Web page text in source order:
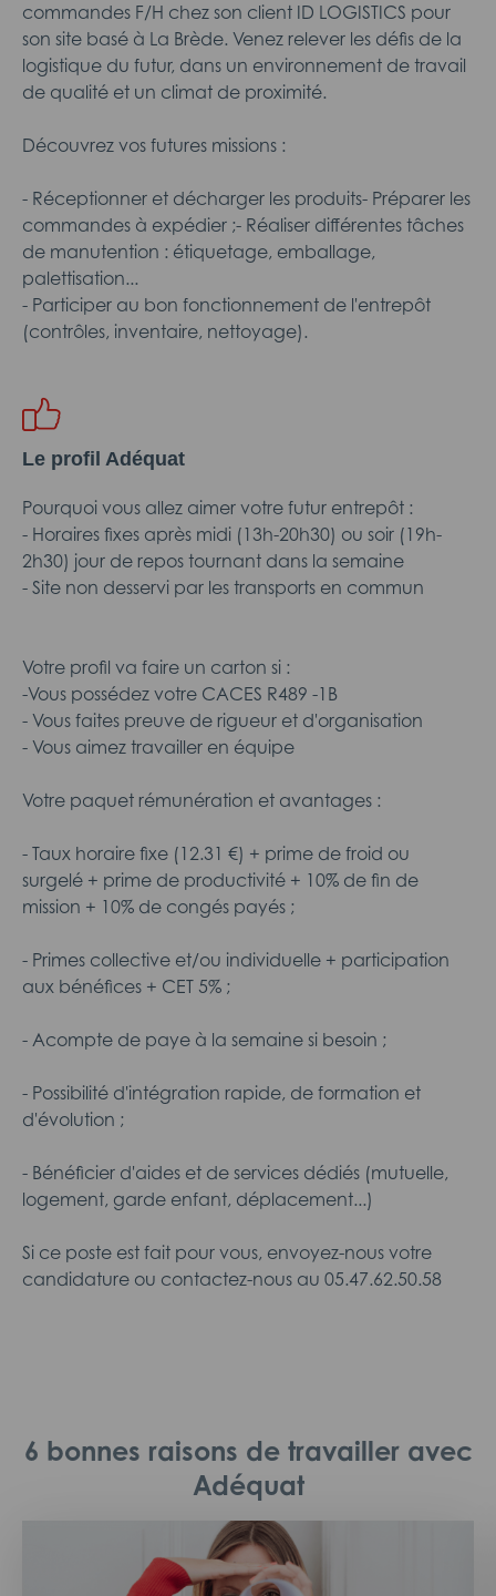
commandes F/H chez son client ID LOGISTICS pour
son site basé à La Brède. Venez relever les défis de la
logistique du futur, dans un environnement de travail
de qualité et un climat de proximité.
Découvrez vos futures missions :
- Réceptionner et décharger les produits- Préparer les
commandes à expédier ;- Réaliser différentes tâches
de manutention : étiquetage, emballage,
palettisation...
- Participer au bon fonctionnement de l'entrepôt
(contrôles, inventaire, nettoyage).
Le profil Adéquat
Pourquoi vous allez aimer votre futur entrepôt :
- Horaires fixes après midi (13h-20h30) ou soir (19h-
2h30) jour de repos tournant dans la semaine
- Site non desservi par les transports en commun
Votre profil va faire un carton si :
-Vous possédez votre CACES R489 -1B
- Vous faites preuve de rigueur et d'organisation
- Vous aimez travailler en équipe
Votre paquet rémunération et avantages :
- Taux horaire fixe (12.31 €) + prime de froid ou
surgelé + prime de productivité + 10% de fin de
mission + 10% de congés payés ;
- Primes collective et/ou individuelle + participation
aux bénéfices + CET 5% ;
- Acompte de paye à la semaine si besoin ;
- Possibilité d'intégration rapide, de formation et
d'évolution ;
- Bénéficier d'aides et de services dédiés (mutuelle,
logement, garde enfant, déplacement...)
Si ce poste est fait pour vous, envoyez-nous votre
candidature ou contactez-nous au 05.47.62.50.58
6 bonnes raisons de travailler avec
Adéquat